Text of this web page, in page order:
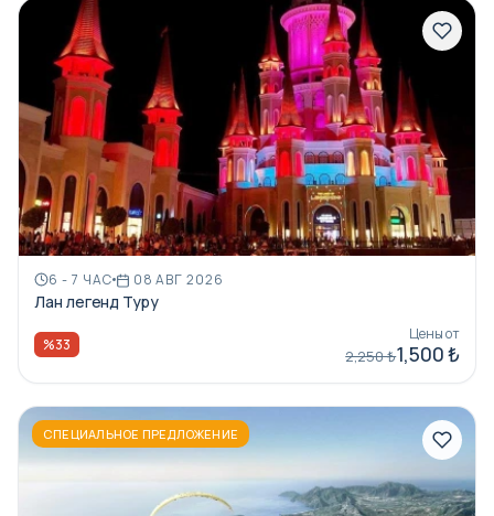
6 - 7 ЧАС 08 АВГ 2026
Лан легенд Туру
%33
Цены от
2,250 ₺1,500 ₺
СПЕЦИАЛЬНОЕ ПРЕДЛОЖЕНИЕ